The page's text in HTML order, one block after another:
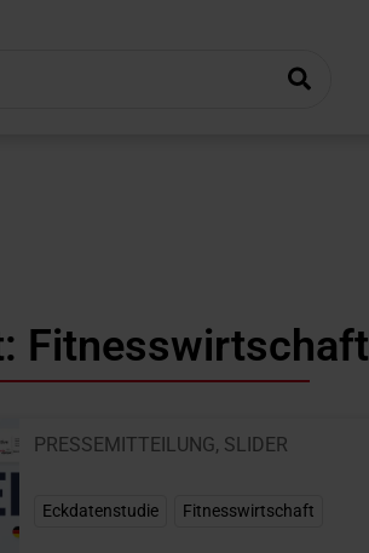
Fitnesswirtschaft
PRESSEMITTEILUNG, SLIDER
Eckdatenstudie Fitnesswirtschaft